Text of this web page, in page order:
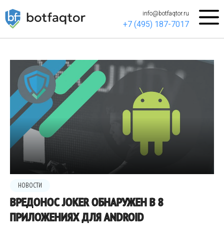
info@botfaqtor.ru
+7 (495) 187-7017
НОВОСТИ
ВРЕДОНОС JOKER ОБНАРУЖЕН В 8
ПРИЛОЖЕНИЯХ ДЛЯ ANDROID